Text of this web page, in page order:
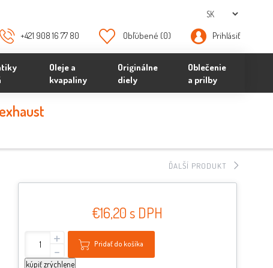
+421 908 16 77 80 Obľúbené (0) Prihlásiť
Oleje a
kvapaliny
Originálne
diely
Oblečenie
a prilby
ĎALŠÍ PRODUKT
€16,20 s DPH
+
- Pridať do košíka
kúpiť zrýchlene